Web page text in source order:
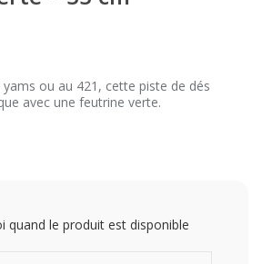
ou au 421, cette piste de dés
avec une feutrine verte.
quand le produit est disponible